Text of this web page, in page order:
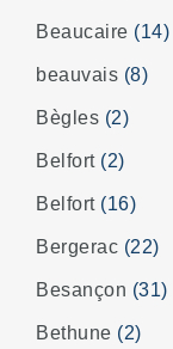
Beaucaire (14)
beauvais (8)
Bègles (2)
Belfort (2)
Belfort (16)
Bergerac (22)
Besançon (31)
Bethune (2)